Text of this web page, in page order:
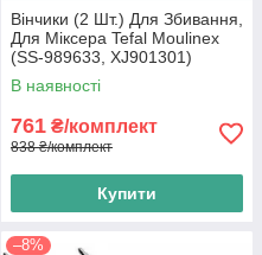
Вінчики (2 Шт.) Для Збивання,
Для Міксера Tefal Moulinex
(SS-989633, XJ901301)
В наявності
761 ₴/комплект
838 ₴/комплект
Купити
–8%